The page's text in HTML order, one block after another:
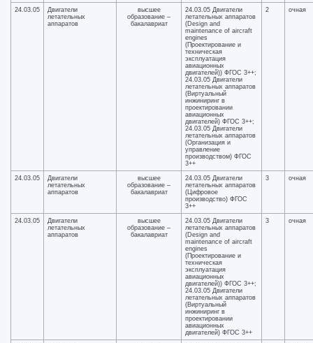
24.03.05
Двигатели
летательных
аппаратов
высшее
образование –
бакалавриат
24.03.05 Двигатели
летательных аппаратов
(Design and
maintenance of aircraft
engines
(Проектирование и
техническая
эксплуатация
авиационных
двигателей)) ФГОС 3++;
24.03.05 Двигатели
летательных аппаратов
(Виртуальный
инжиниринг в
проектировании
авиационных
двигателей) ФГОС 3++;
24.03.05 Двигатели
летательных аппаратов
(Организация и
управление
производством) ФГОС
3++
2 очная
24.03.05
Двигатели
летательных
аппаратов
высшее
образование –
бакалавриат
24.03.05 Двигатели
летательных аппаратов
(Цифровое
производство) ФГОС
3++
3 очная
24.03.05
Двигатели
летательных
аппаратов
высшее
образование –
бакалавриат
24.03.05 Двигатели
летательных аппаратов
(Design and
maintenance of aircraft
engines
(Проектирование и
техническая
эксплуатация
авиационных
двигателей)) ФГОС 3++;
24.03.05 Двигатели
летательных аппаратов
(Виртуальный
инжиниринг в
проектировании
авиационных
двигателей) ФГОС 3++
3 очная